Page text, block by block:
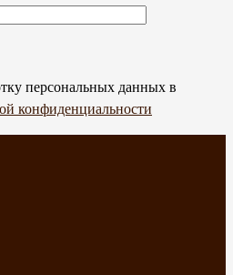
персональных данных в
конфиденциальности